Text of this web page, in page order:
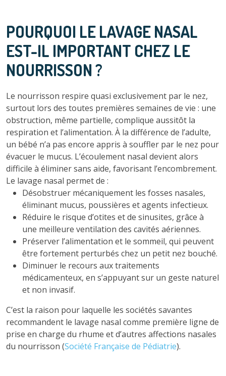
POURQUOI LE LAVAGE NASAL
EST-IL IMPORTANT CHEZ LE
NOURRISSON ?
Le nourrisson respire quasi exclusivement par le nez,
surtout lors des toutes premières semaines de vie : une
obstruction, même partielle, complique aussitôt la
respiration et l’alimentation. À la différence de l’adulte,
un bébé n’a pas encore appris à souffler par le nez pour
évacuer le mucus. L’écoulement nasal devient alors
difficile à éliminer sans aide, favorisant l’encombrement.
Le lavage nasal permet de :
Désobstruer mécaniquement les fosses nasales,
éliminant mucus, poussières et agents infectieux.
Réduire le risque d’otites et de sinusites, grâce à
une meilleure ventilation des cavités aériennes.
Préserver l’alimentation et le sommeil, qui peuvent
être fortement perturbés chez un petit nez bouché.
Diminuer le recours aux traitements
médicamenteux, en s’appuyant sur un geste naturel
et non invasif.
C’est la raison pour laquelle les sociétés savantes
recommandent le lavage nasal comme première ligne de
prise en charge du rhume et d’autres affections nasales
du nourrisson (Société Française de Pédiatrie).